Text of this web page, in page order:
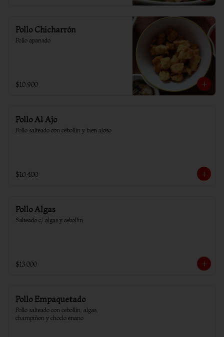
Pollo Chicharrón
Pollo apanado
$10.900
Pollo Al Ajo
Pollo salteado con cebollín y bien ajoso
$10.400
Pollo Algas
Salteado c/ algas y cebollin
$13.000
Pollo Empaquetado
Pollo salteado con cebollín, algas,
champiñon y choclo enano